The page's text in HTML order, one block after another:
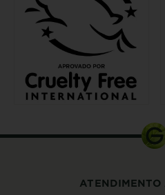
ATENDIMENTO